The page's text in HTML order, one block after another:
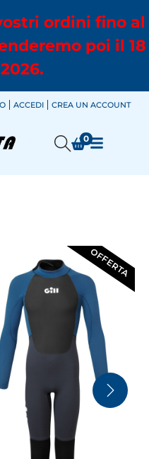
ordini fino al
poi il 18
ACCEDI CREA UN ACCOUNT
0
OFFERTA